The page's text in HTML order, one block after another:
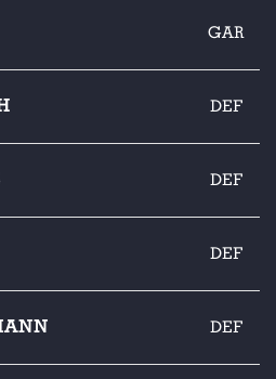
GAR
DEF
DEF
DEF
DEF